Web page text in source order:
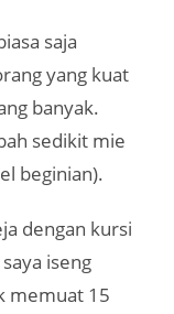
saja
yang kuat
banyak.
sedikit mie
beginian).
dengan kursi
iseng
memuat 15